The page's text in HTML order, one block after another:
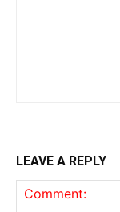
LEAVE A REPLY